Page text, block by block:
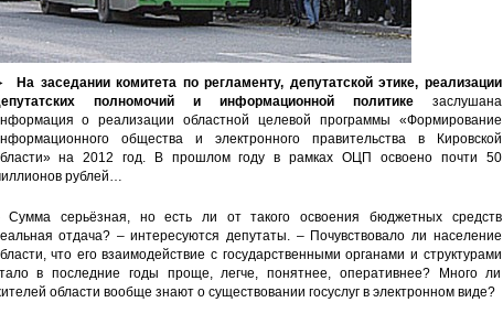
На заседании комитета по регламенту, депутатской этике, реализации
полномочий и информационной политикезаслушана
о реализации областной целевой программы «Формирование
общества и электронного правительства в Кировской
на 2012 год. В прошлом году в рамках ОЦП освоено почти 50
рублей…
Сумма серьёзная, но есть ли от такого освоения бюджетных средств
отдача? – интересуются депутаты. – Почувствовало ли население
что его взаимодействие с государственными органами и структурами
в последние годы проще, легче, понятнее, оперативнее? Много ли
области вообще знают о существовании госуслуг в электронном виде?